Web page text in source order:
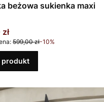
beżowa sukienka maxi
599,00 zł-10%
produkt